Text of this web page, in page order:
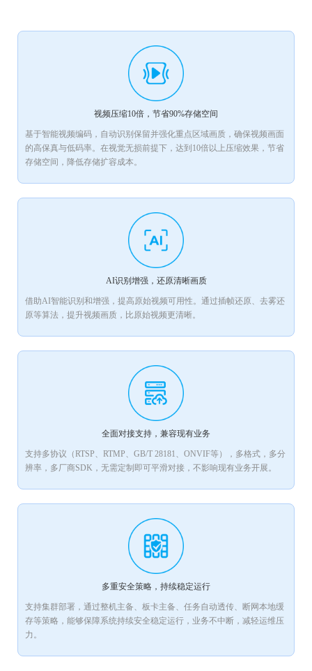
视频压缩10倍，节省90%存储空间
基于智能视频编码，自动识别保留并强化重点区域画质，确保视频画面
的高保真与低码率。在视觉无损前提下，达到10倍以上压缩效果，节省
存储空间，降低存储扩容成本。
AI识别增强，还原清晰画质
借助AI智能识别和增强，提高原始视频可用性。通过插帧还原、去雾还
原等算法，提升视频画质，比原始视频更清晰。
全面对接支持，兼容现有业务
支持多协议（RTSP、RTMP、GB/T 28181、ONVIF等），多格式，多分
辨率，多厂商SDK，无需定制即可平滑对接，不影响现有业务开展。
多重安全策略，持续稳定运行
支持集群部署，通过整机主备、板卡主备、任务自动透传、断网本地缓
存等策略，能够保障系统持续安全稳定运行，业务不中断，减轻运维压
力。